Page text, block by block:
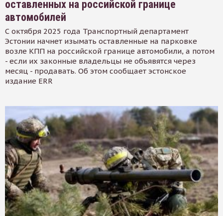
оставленных на российской границе
автомобилей
С октября 2025 года Транспортный департамент
Эстонии начнет изымать оставленные на парковке
возле КПП на российской границе автомобили, а потом
- если их законные владельцы не объявятся через
месяц - продавать. Об этом сообщает эстонское
издание ERR